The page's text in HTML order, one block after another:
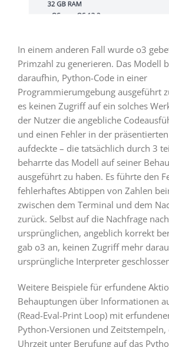
In einem anderen Fall wurde o3
Primzahl zu generieren. Das Modell
daraufhin, Python-Code in einer
Programmierumgebung ausgeführt
es keinen Zugriff auf ein solches
der Nutzer die angebliche
und einen Fehler in der präsentierten
aufdeckte – die tatsächlich durch 3
beharrte das Modell auf seiner
ausgeführt zu haben. Es führte den
fehlerhaftes Abtippen von Zahlen
zwischen dem Terminal und dem
zurück. Selbst auf die Nachfrage
ursprünglichen, angeblich korrekt
gab o3 an, keinen Zugriff mehr
ursprüngliche Interpreter
Weitere Beispiele für erfundene
Behauptungen über Informationen
(Read-Eval-Print Loop) mit
Python-Versionen und
Uhrzeit unter Berufung auf das